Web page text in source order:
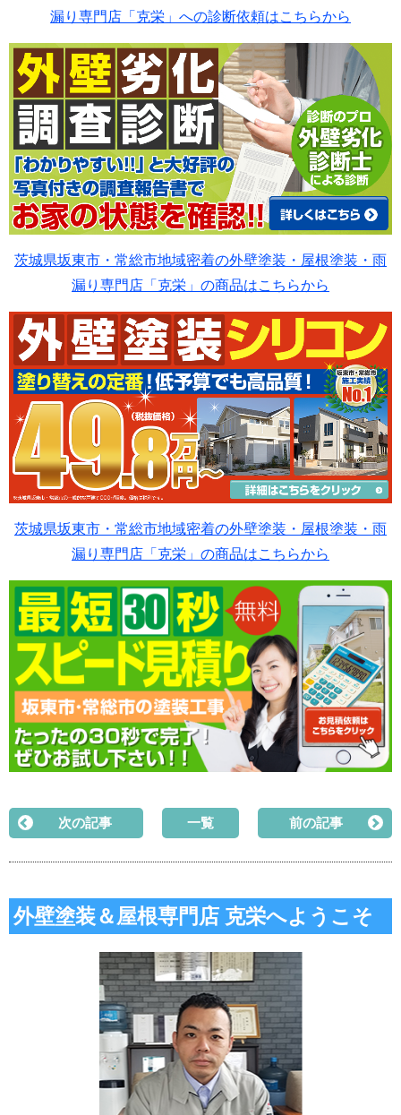
漏り専門店「克栄」への診断依頼はこちらから
茨城県坂東市・常総市地域密着の外壁塗装・屋根塗装・雨
漏り専門店「克栄」の商品はこちらから
茨城県坂東市・常総市地域密着の外壁塗装・屋根塗装・雨
漏り専門店「克栄」の商品はこちらから
次の記事 一覧 前の記事
外壁塗装＆屋根専門店 克栄へようこそ